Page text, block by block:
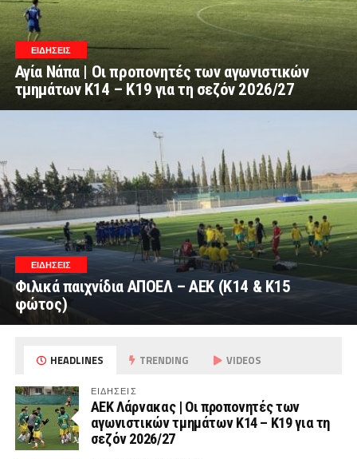
ΕΙΔΗΣΕΙΣ
Αγία Νάπα | Οι προπονητές των αγωνιστικών
τμημάτων Κ14 – Κ19 για τη σεζόν 2026/27
ΕΙΔΗΣΕΙΣ
Φιλικά παιχνίδια ΑΠΟΕΛ – ΑΕΚ (Κ14 & Κ15
φώτος)
HEADLINES TRENDING VIDEOS
ΕΙΔΗΣΕΙΣ
AEK Λάρνακας | Οι προπονητές των
αγωνιστικών τμημάτων Κ14 – Κ19 για τη
σεζόν 2026/27